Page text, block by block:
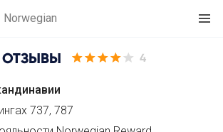
Norwegian
ОТЗЫВЫ 4
737, 787